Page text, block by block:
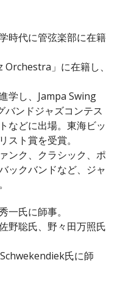
時代に管弦楽部に在籍
」に在籍し、
学し、Jampa Swing
ンドジャズコンテス
などに出場。東海ビッ
スト賞を受賞。
ンク、クラシック、ポ
ックバンドなど、ジャ
一氏に師事。
野聡氏、野々田万照氏
氏に師